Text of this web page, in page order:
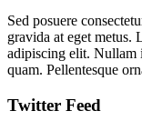
Sed posuere
gravida at eget metus.
adipiscing elit. Nullam
quam. Pellentesque
Twitter Feed